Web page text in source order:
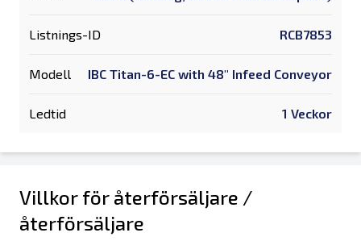
Listnings-ID RCB7853
Modell IBC Titan-6-EC with 48" Infeed Conveyor
Ledtid 1 Veckor
Villkor för återförsäljare /
återförsäljare